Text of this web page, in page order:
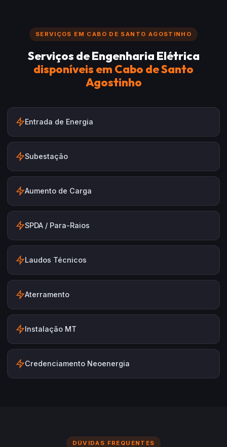
SERVIÇOS EM CABO DE SANTO AGOSTINHO
Serviços de Engenharia Elétrica
disponíveis em Cabo de Santo
Agostinho
Entrada de Energia
Subestação
Aumento de Carga
SPDA / Para-Raios
Laudos Técnicos
Aterramento
Instalação MT
Credenciamento Neoenergia
DÚVIDAS FREQUENTES